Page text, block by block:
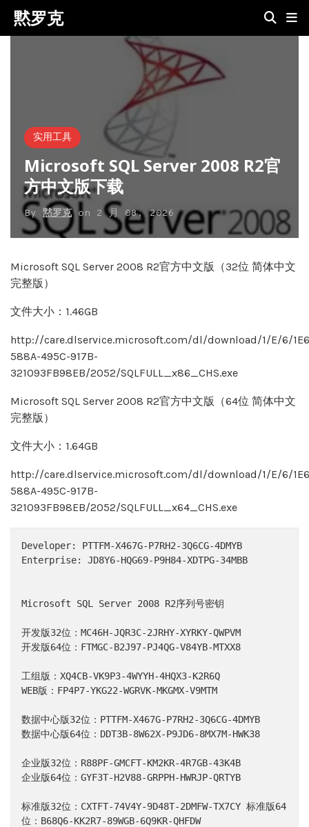
黙罗克
实用工具
Microsoft SQL Server 2008 R2官
方中文版下载
By 黙罗克on 2 月 08, 2026
Microsoft SQL Server 2008 R2官方中文版（32位 简体中文
完整版）
文件大小：1.46GB
http://care.dlservice.microsoft.com/dl/download/1/E/6/
588A-495C-917B-
321093FB98EB/2052/SQLFULL_x86_CHS.exe
Microsoft SQL Server 2008 R2官方中文版（64位 简体中文
完整版）
文件大小：1.64GB
http://care.dlservice.microsoft.com/dl/download/1/E/6/
588A-495C-917B-
321093FB98EB/2052/SQLFULL_x64_CHS.exe
Developer: PTTFM-X467G-P7RH2-3Q6CG-4DMYB
Enterprise: JD8Y6-HQG69-P9H84-XDTPG-34MBB
Microsoft SQL Server 2008 R2序列号密钥
开发版32位：MC46H-JQR3C-2JRHY-XYRKY-QWPVM
开发版64位：FTMGC-B2J97-PJ4QG-V84YB-MTXX8
工组版：XQ4CB-VK9P3-4WYYH-4HQX3-K2R6Q
WEB版：FP4P7-YKG22-WGRVK-MKGMX-V9MTM
数据中心版32位：PTTFM-X467G-P7RH2-3Q6CG-4DMYB
数据中心版64位：DDT3B-8W62X-P9JD6-8MX7M-HWK38
企业版32位：R88PF-GMCFT-KM2KR-4R7GB-43K4B
企业版64位：GYF3T-H2V88-GRPPH-HWRJP-QRTYB
标准版32位：CXTFT-74V4Y-9D48T-2DMFW-TX7CY 标准版64
位：B68Q6-KK2R7-89WGB-6Q9KR-QHFDW